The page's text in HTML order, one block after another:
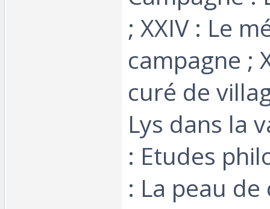
; XXIV : Le
campagne ;
curé de
Lys dans la
: Etudes
: La peau